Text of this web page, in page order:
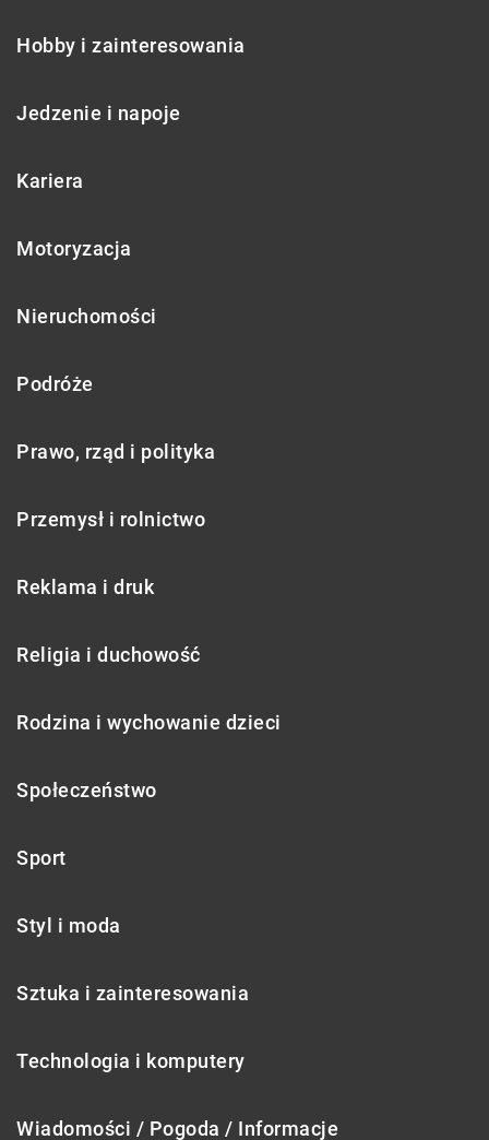
Hobby i zainteresowania
Jedzenie i napoje
Kariera
Motoryzacja
Nieruchomości
Podróże
Prawo, rząd i polityka
Przemysł i rolnictwo
Reklama i druk
Religia i duchowość
Rodzina i wychowanie dzieci
Społeczeństwo
Sport
Styl i moda
Sztuka i zainteresowania
Technologia i komputery
Wiadomości / Pogoda / Informacje